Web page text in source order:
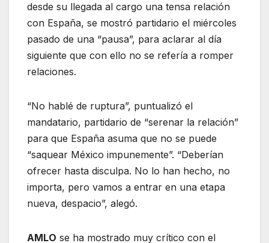
desde su llegada al cargo una tensa relación
con España, se mostró partidario el miércoles
pasado de una “pausa”, para aclarar al día
siguiente que con ello no se refería a romper
relaciones.
“No hablé de ruptura”, puntualizó el
mandatario, partidario de “serenar la relación”
para que España asuma que no se puede
“saquear México impunemente”. “Deberían
ofrecer hasta disculpa. No lo han hecho, no
importa, pero vamos a entrar en una etapa
nueva, despacio”, alegó.
AMLO se ha mostrado muy crítico con el